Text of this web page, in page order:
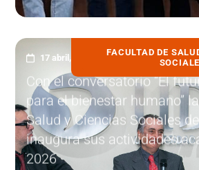
FACULTAD DE
17 abril, 2026
Con el conversatorio “El
para el bienestar humano”
Salud y Ciencias Sociales
inaugura sus actividades
2026